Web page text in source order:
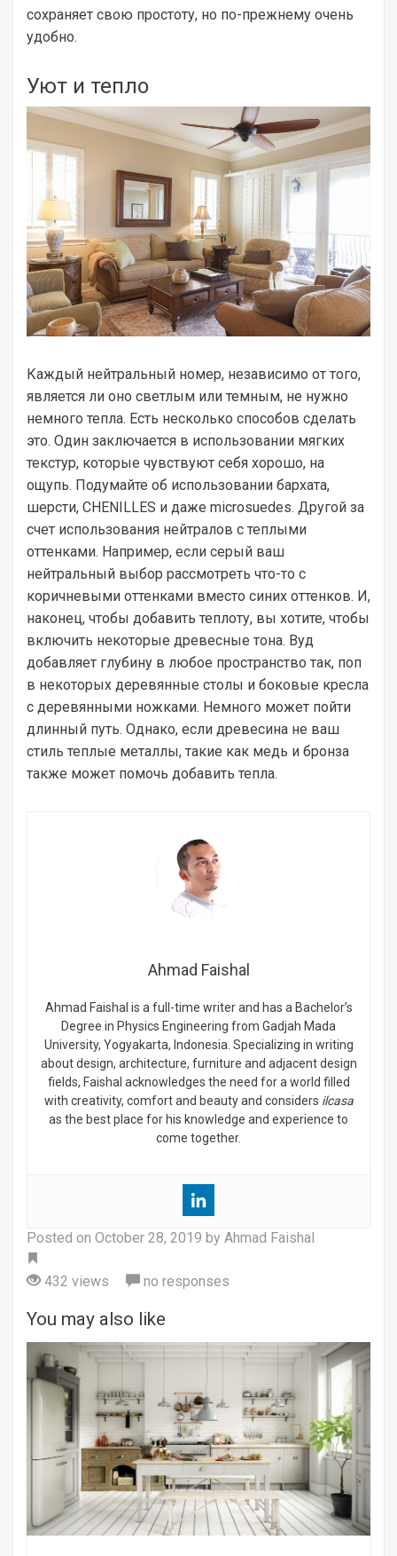
сохраняет свою простоту, но по-прежнему очень
удобно.
Уют и тепло
Каждый нейтральный номер, независимо от того,
является ли оно светлым или темным, не нужно
немного тепла. Есть несколько способов сделать
это. Один заключается в использовании мягких
текстур, которые чувствуют себя хорошо, на
ощупь. Подумайте об использовании бархата,
шерсти, CHENILLES и даже microsuedes. Другой за
счет использования нейтралов с теплыми
оттенками. Например, если серый ваш
нейтральный выбор рассмотреть что-то с
коричневыми оттенками вместо синих оттенков. И,
наконец, чтобы добавить теплоту, вы хотите, чтобы
включить некоторые древесные тона. Вуд
добавляет глубину в любое пространство так, поп
в некоторых деревянные столы и боковые кресла
с деревянными ножками. Немного может пойти
длинный путь. Однако, если древесина не ваш
стиль теплые металлы, такие как медь и бронза
также может помочь добавить тепла.
Ahmad Faishal
Ahmad Faishal is a full-time writer and has a Bachelor’s
Degree in Physics Engineering from Gadjah Mada
University, Yogyakarta, Indonesia. Specializing in writing
about design, architecture, furniture and adjacent design
fields, Faishal acknowledges the need for a world filled
with creativity, comfort and beauty and considers ilcasa
as the best place for his knowledge and experience to
come together.
Posted on October 28, 2019 by Ahmad Faishal
432 views
no responses
You may also like